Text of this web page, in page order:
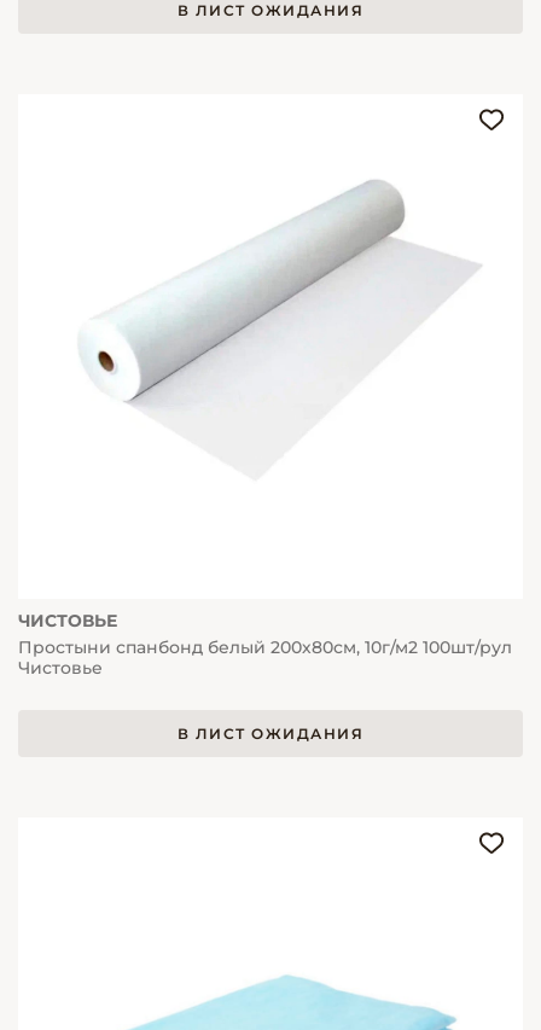
В ЛИСТ ОЖИДАНИЯ
ЧИСТОВЬЕ
Простыни спанбонд белый 200х80см, 10г/м2 100шт/рул
Чистовье
В ЛИСТ ОЖИДАНИЯ